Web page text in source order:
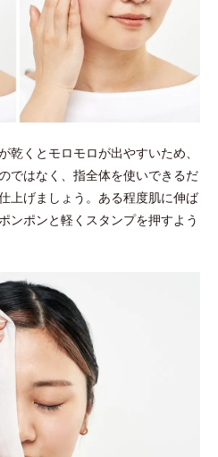
乾くとモロモロが出やすいため、
ではなく、指全体を使いできるだ
上げましょう。ある程度肌に伸ば
ンポンと軽くスタンプを押すよう